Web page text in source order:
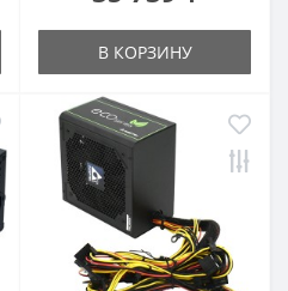
В КОРЗИНУ